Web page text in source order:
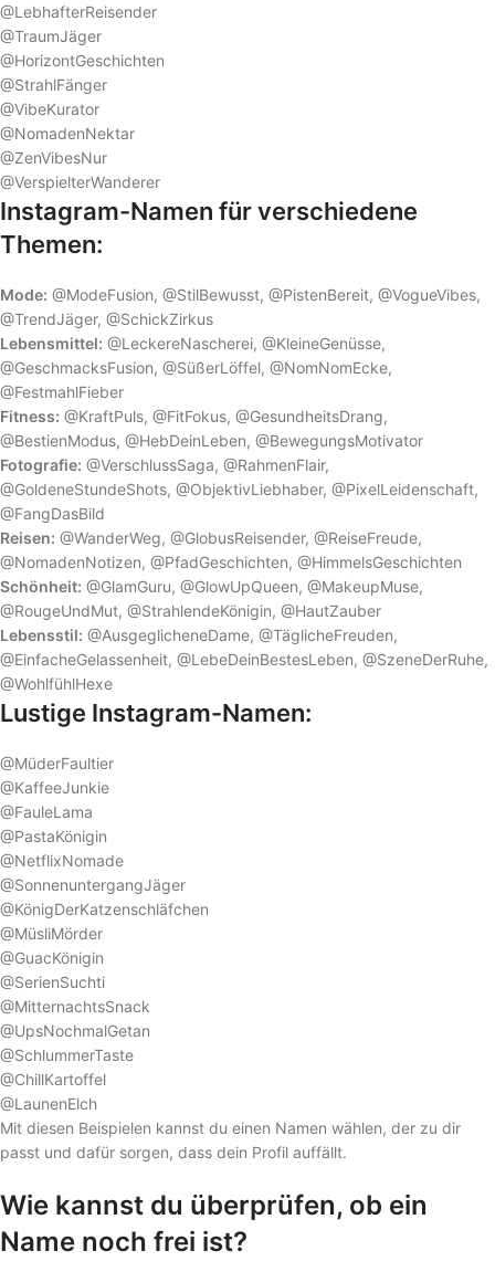
@LebhafterReisender
@TraumJäger
@HorizontGeschichten
@StrahlFänger
@VibeKurator
@NomadenNektar
@ZenVibesNur
@VerspielterWanderer
Instagram-Namen für verschiedene
Themen:
Mode: @ModeFusion, @StilBewusst, @PistenBereit, @VogueVibes,
@TrendJäger, @SchickZirkus
Lebensmittel: @LeckereNascherei, @KleineGenüsse,
@GeschmacksFusion, @SüßerLöffel, @NomNomEcke,
@FestmahlFieber
Fitness: @KraftPuls, @FitFokus, @GesundheitsDrang,
@BestienModus, @HebDeinLeben, @BewegungsMotivator
Fotografie: @VerschlussSaga, @RahmenFlair,
@GoldeneStundeShots, @ObjektivLiebhaber, @PixelLeidenschaft,
@FangDasBild
Reisen: @WanderWeg, @GlobusReisender, @ReiseFreude,
@NomadenNotizen, @PfadGeschichten, @HimmelsGeschichten
Schönheit: @GlamGuru, @GlowUpQueen, @MakeupMuse,
@RougeUndMut, @StrahlendeKönigin, @HautZauber
Lebensstil: @AusgeglicheneDame, @TäglicheFreuden,
@EinfacheGelassenheit, @LebeDeinBestesLeben, @SzeneDerRuhe,
@WohlfühlHexe
Lustige Instagram-Namen:
@MüderFaultier
@KaffeeJunkie
@FauleLama
@PastaKönigin
@NetflixNomade
@SonnenuntergangJäger
@KönigDerKatzenschläfchen
@MüsliMörder
@GuacKönigin
@SerienSuchti
@MitternachtsSnack
@UpsNochmalGetan
@SchlummerTaste
@ChillKartoffel
@LaunenElch
Mit diesen Beispielen kannst du einen Namen wählen, der zu dir
passt und dafür sorgen, dass dein Profil auffällt.
Wie kannst du überprüfen, ob ein
Name noch frei ist?